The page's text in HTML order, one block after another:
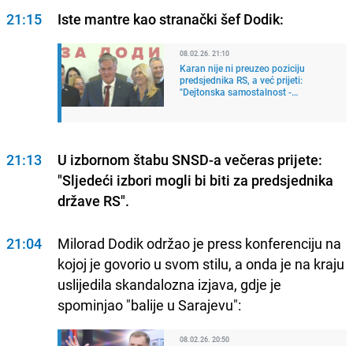
21:15 Iste mantre kao stranački šef Dodik:
08.02.26. 21:10
Karan nije ni preuzeo poziciju
predsjednika RS, a već prijeti:
"Dejtonska samostalnost -
21:13
U izbornom štabu SNSD-a večeras prijete:
"Sljedeći izbori mogli bi biti za predsjednika
države RS".
21:04
Milorad Dodik održao je press konferenciju na
kojoj je govorio u svom stilu, a onda je na kraju
uslijedila skandalozna izjava, gdje je
spominjao "balije u Sarajevu":
08.02.26. 20:50